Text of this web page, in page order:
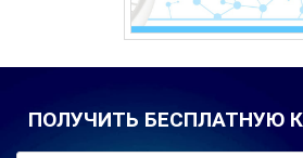
ПОЛУЧИТЬ БЕСПЛАТНУЮ